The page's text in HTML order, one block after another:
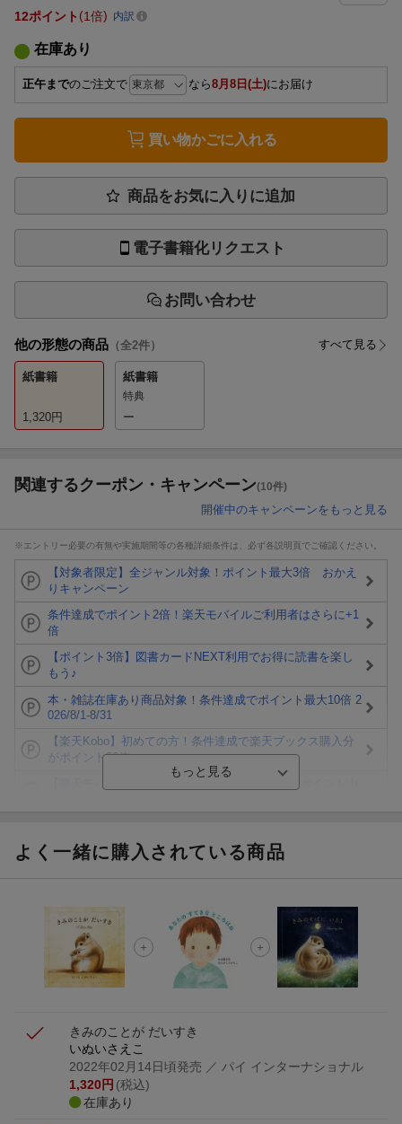
12ポイント 1倍 内訳
在庫あり
正午までのご注文で なら8月8日(土)にお届け
買い物かごに入れる
商品をお気に入りに追加
電子書籍化リクエスト
お問い合わせ
他の形態の商品 （全2件） すべて見る
紙書籍
1,320円
紙書籍
特典
ー
関連するクーポン・キャンペーン(10件)
開催中のキャンペーンをもっと見る
※エントリー必要の有無や実施期間等の各種詳細条件は、必ず各説明頁でご確認ください。
【対象者限定】全ジャンル対象！ポイント最大3倍 おかえ
りキャンペーン
条件達成でポイント2倍！楽天モバイルご利用者はさらに+1
倍
【ポイント3倍】図書カードNEXT利用でお得に読書を楽し
もう♪
本・雑誌在庫あり商品対象！条件達成でポイント最大10倍 2
026/8/1-8/31
【楽天Kobo】初めての方！条件達成で楽天ブックス購入分
がポイント20倍
ト山分け
楽天モバイル紹介キャンペーンの拡散で300円OFFクーポン
進呈
条件達成で楽天限定・宝塚歌劇 宙組貸切公演ペアチケット
が当たる
よく一緒に購入されている商品
きみのことが だいすき
いぬいさえこ
2022年02月14日頃発売 ／ パイ インターナショナル
1,320円 (税込)
在庫あり